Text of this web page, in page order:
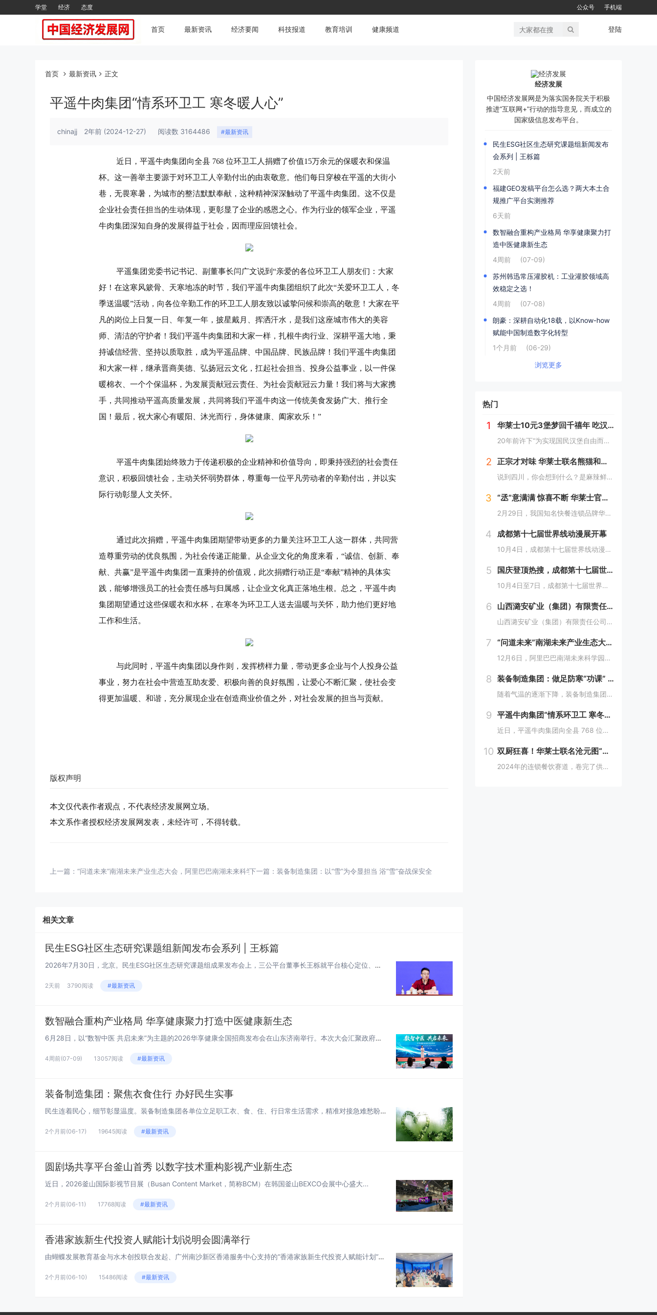
学堂 经济 态度 公众号 手机端
首页 最新资讯 经济要闻 科技报道 教育培训 健康频道 登陆
首页 最新资讯 正文
平遥牛肉集团“情系环卫工 寒冬暖人心”
chinajj 2年前 (2024-12-27) 阅读数 3164486 #最新资讯
近日，平遥牛肉集团向全县 768 位环卫工人捐赠了价值15万余元的保暖衣和保温
杯。这一善举主要源于对环卫工人辛勤付出的由衷敬意。他们每日穿梭在平遥的大街小
巷，无畏寒暑，为城市的整洁默默奉献，这种精神深深触动了平遥牛肉集团。这不仅是
企业社会责任担当的生动体现，更彰显了企业的感恩之心。作为行业的领军企业，平遥
牛肉集团深知自身的发展得益于社会，因而理应回馈社会。
平遥集团党委书记书记、副董事长闫广文说到“亲爱的各位环卫工人朋友们：大家
好！在这寒风簌骨、天寒地冻的时节，我们平遥牛肉集团组织了此次“关爱环卫工人，冬
季送温暖”活动，向各位辛勤工作的环卫工人朋友致以诚挚问候和崇高的敬意！大家在平
凡的岗位上日复一日、年复一年，披星戴月、挥洒汗水，是我们这座城市伟大的美容
师、清洁的守护者！我们平遥牛肉集团和大家一样，扎根牛肉行业、深耕平遥大地，秉
持诚信经营、坚持以质取胜，成为平遥品牌、中国品牌、民族品牌！我们平遥牛肉集团
和大家一样，继承晋商美德、弘扬冠云文化，扛起社会担当、投身公益事业，以一件保
暖棉衣、一个个保温杯，为发展贡献冠云责任、为社会贡献冠云力量！我们将与大家携
手，共同推动平遥高质量发展，共同将我们平遥牛肉这一传统美食发扬广大、推行全
国！最后，祝大家心有暖阳、沐光而行，身体健康、阖家欢乐！”
平遥牛肉集团始终致力于传递积极的企业精神和价值导向，即秉持强烈的社会责任
意识，积极回馈社会，主动关怀弱势群体，尊重每一位平凡劳动者的辛勤付出，并以实
际行动彰显人文关怀。
通过此次捐赠，平遥牛肉集团期望带动更多的力量关注环卫工人这一群体，共同营
造尊重劳动的优良氛围，为社会传递正能量。从企业文化的角度来看，“诚信、创新、奉
献、共赢”是平遥牛肉集团一直秉持的价值观，此次捐赠行动正是“奉献”精神的具体实
践，能够增强员工的社会责任感与归属感，让企业文化真正落地生根。总之，平遥牛肉
集团期望通过这些保暖衣和水杯，在寒冬为环卫工人送去温暖与关怀，助力他们更好地
工作和生活。
与此同时，平遥牛肉集团以身作则，发挥榜样力量，带动更多企业与个人投身公益
事业，努力在社会中营造互助友爱、积极向善的良好氛围，让爱心不断汇聚，使社会变
得更加温暖、和谐，充分展现企业在创造商业价值之外，对社会发展的担当与贡献。
版权声明
本文仅代表作者观点，不代表经济发展网立场。
本文系作者授权经济发展网发表，未经许可，不得转载。
上一篇： “问道未来”南湖未来产业生态大会，阿里巴巴南湖未来科学园正式宣布开园
下一篇： 装备制造集团：以“雪”为令显担当 浴“雪”奋战保安全
相关文章
民生ESG社区生态研究课题组新闻发布会系列 | 王栎篇
2026年7月30日，北京。民生ESG社区生态研究课题组成果发布会上，三公平台董事长王栎就平台核心定位、建设路径及未来规...
2天前 3790阅读 #最新资讯
数智融合重构产业格局 华享健康聚力打造中医健康新生态
6月28日，以“数智中医 共启未来”为主题的2026华享健康全国招商发布会在山东济南举行。本次大会汇聚政府主管部门领导、...
4周前(07-09) 13057阅读 #最新资讯
装备制造集团：聚焦衣食住行 办好民生实事
民生连着民心，细节彰显温度。装备制造集团各单位立足职工衣、食、住、行日常生活需求，精准对接急难愁盼，推出一系列务实暖心举...
2个月前(06-17) 19645阅读 #最新资讯
圆剧场共享平台釜山首秀 以数字技术重构影视产业新生态
近日，2026釜山国际影视节目展（Busan Content Market，简称BCM）在韩国釜山BEXCO会展中心盛大...
2个月前(06-11) 17768阅读 #最新资讯
香港家族新生代投资人赋能计划说明会圆满举行
由蝴蝶发展教育基金与水木创投联合发起、广州南沙新区香港服务中心支持的“香港家族新生代投资人赋能计划”说明会，于6月2日下...
2个月前(06-10) 15486阅读 #最新资讯
经济发展
中国经济发展网是为落实国务院关于积极
推进“互联网+”行动的指导意见，而成立的
国家级信息发布平台。
民生ESG社区生态研究课题组新闻发布
会系列 | 王栎篇
2天前
福建GEO发稿平台怎么选？两大本土合
规推广平台实测推荐
6天前
数智融合重构产业格局 华享健康聚力打
造中医健康新生态
4周前
(07-09)
苏州韩迅常压灌胶机：工业灌胶领域高
效稳定之选！
4周前
(07-08)
朗豪：深耕自动化18载，以Know-how
赋能中国制造数字化转型
1个月前
(06-29)
浏览更多
热门
1 华莱士10元3堡梦回千禧年 吃汉堡、献爱心，经典好滋味回馈社会
20年前许下“为实现国民汉堡自由而奋斗”心愿的中国华莱士可能没有想到，2024年华莱士汉堡价格居然“卷”出了首店开业的价格！9月1日，“2024华华汉堡节”正式开启，而此次汉堡节，华莱士也是下了“血本”来回馈「华门信徒」，10块钱就能吃到3...
2 正宗才对味 华莱士联名熊猫和和国庆重磅上新鱼香肉丝鸡腿堡
说到四川，你会想到什么？是麻辣鲜香的川菜？还是圆滚滚可爱的国宝“胖达”？华莱士寻味中国系列终于来到了川蜀之地，与央视动漫熊猫和和联名，9月20日重磅上新华莱士川蜀鱼香肉丝风味鸡腿堡，从舌尖出发，探寻川蜀美食的“灵魂”。中国华莱士一直秉承着传...
3 “丞”意满满 惊喜不断 华莱士官宣范丞丞为新代言人
2月29日，我国知名快餐连锁品牌华莱士正式官宣范丞丞成为中国华莱士的品牌代言人。配合官宣，华莱士携手范丞丞发布了全新的品牌TVC，还为范丞丞的粉丝们量身定制了“丞意满满”的惊喜，与范丞丞共同开启创意十足的“春日之旅”。“丞”至金开，共掀美食...
4 成都第十七届世界线动漫展开幕
10月4日，成都第十七届世界线动漫展在中国西部国际博览城开幕。本届展会以“逐浪追风，记秋航行”为主题，涵盖品牌展商互动、主题游戏体验、沉浸主题摄影、声优大赛、电竞比赛、嘉宾签售、主题巡游和IP周边销售等核心内容。展会服务继续升级！成都第十七...
5 国庆登顶热搜，成都第十七届世界线动漫展圆满举行!
10月4日至7日，成都第十七届世界线动漫展在中国西部国际博览城成功举行。世界线动漫展是成都本土市场孕育的动漫展会，凭借独特的游戏体验和品牌展商互动内容，在年轻二次元人群好评如潮，成为了西部地区受众人数最多、规模最大的动漫展会。成都第十七届世...
6 山西潞安矿业（集团）有限责任公司古城煤矿： 企业基层党组织如何围绕中心工作发挥宣传赋能作用
山西潞安矿业（集团）有限责任公司古城煤矿：企业基层党组织如何围绕中心工作发挥宣传赋能作用 习近平总书记指出，做好新形势下宣传思想工作，必须自觉承担起举旗帜、聚民心、育新人、兴文化、展形象的使命任务，这为国企做好宣传思想工作提供了根...
7 “问道未来”南湖未来产业生态大会，阿里巴巴南湖未来科学园正式宣布开园
12月6日，阿里巴巴南湖未来科学园正式宣布开园，并同期举办了“问道未来——南湖未来产业生态大会”。此次活动中，由阿里巴巴达摩院主导的湖畔实验室、中国科学院院士叶志镇团队、西湖大学裴端卿教授实验室等共计106家科技创新企业及实验室正式入驻并举...
8 装备制造集团：做足防寒“功课” 全力备战“冬考”
随着气温的逐渐下降，装备制造集团各单位坚持早安排、早准备、早落实，超前部署、多措并举做好防冻保暖工作，全力保障冬季生产安全稳定运行。“报告值班长，井口热风机组经过全面检修维护，昨天进行了试运转，一切正常。”寺河煤矿二号井机电运行工区班前会上...
9 平遥牛肉集团“情系环卫工 寒冬暖人心”
近日，平遥牛肉集团向全县 768 位环卫工人捐赠了价值15万余元的保暖衣和保温杯。这一善举主要源于对环卫工人辛勤付出的由衷敬意。他们每日穿梭在平遥的大街小巷，无畏寒暑，为城市的整洁默默奉献，这种精神深深触动了平遥牛肉集团...
10 双厨狂喜！华莱士联名沧元图“破圈儿”二次元
2024年的连锁餐饮赛道，卷完了供应链、卷完了规模，开始卷起了营销和文化，而作为我国连锁快餐的龙头企业，华莱士无疑是最会玩儿的“玩家”之一。日前，华莱士联名沧元图，用国潮、国漫文化，破圈儿二次元，掀起了“华门信徒”和二次元粉丝的“双厨狂喜”...